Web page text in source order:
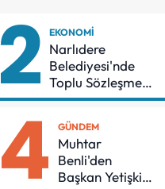
2 EKONOMI
Narlıdere
Belediyesi'nde
Toplu Sözleşmeye
İmzalar Atıldı
4 GÜNDEM
Muhtar
Benli'den
Başkan Yetişkin'e